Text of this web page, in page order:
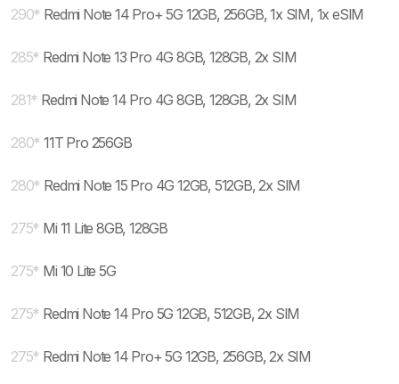
290* Redmi Note 14 Pro+ 5G 12GB, 256GB, 1x SIM, 1x eSIM
285* Redmi Note 13 Pro 4G 8GB, 128GB, 2x SIM
281* Redmi Note 14 Pro 4G 8GB, 128GB, 2x SIM
280* 11T Pro 256GB
280* Redmi Note 15 Pro 4G 12GB, 512GB, 2x SIM
275* Mi 11 Lite 8GB, 128GB
275* Mi 10 Lite 5G
275* Redmi Note 14 Pro 5G 12GB, 512GB, 2x SIM
275* Redmi Note 14 Pro+ 5G 12GB, 256GB, 2x SIM